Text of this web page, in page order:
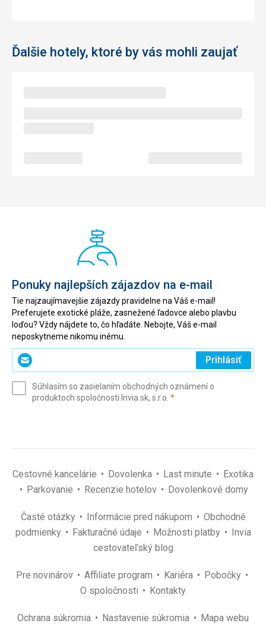
Ďalšie hotely, ktoré by vás mohli zaujať
Ponuky najlepších zájazdov na e-mail
Tie najzaujímavejšie zájazdy pravidelne na Váš e-mail!
Preferujete exotické pláže, zasnežené ľadovce alebo plavbu
loďou? Vždy nájdete to, čo hľadáte. Nebojte, Váš e-mail
neposkytneme nikomu inému.
Zadajte
svoj
(povinné)
Prihlásiť
Súhlasím so zasielaním obchodných oznámení o
produktoch spoločnosti Invia.sk, s.r.o. *(povinné)
Cestovné kancelárie Dovolenka Last minute
Exotika
Parkovanie
Recenzie hotelov Dovolenkové domy
Časté otázky Informácie pred nákupom
Obchodné
podmienky
Fakturačné údaje Možnosti platby
Invia
cestovateľský blog
Pre novinárov Affiliate program Kariéra
Pobočky
O spoločnosti
Kontakty
Ochrana súkromia Nastavenie súkromia Mapa webu